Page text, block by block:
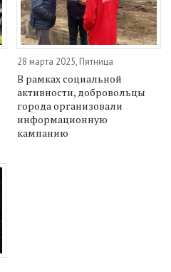
28 марта 2025, Пятница
В рамках социальной
активности, добровольцы
города организовали
информационную
кампанию